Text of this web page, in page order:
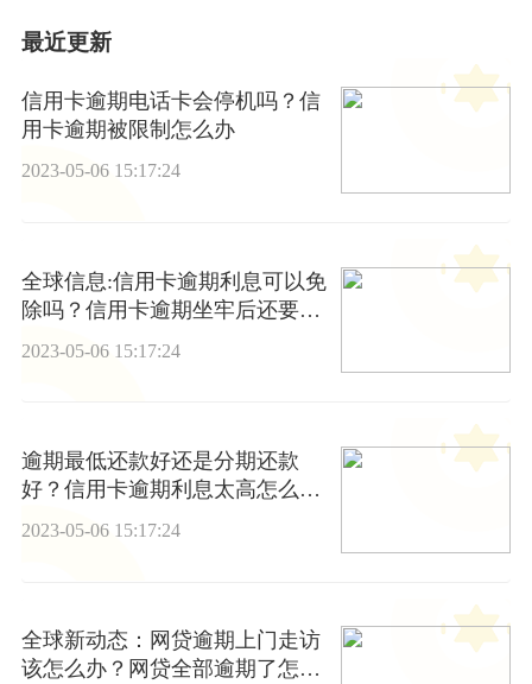
最近更新
信用卡逾期电话卡会停机吗？信
用卡逾期被限制怎么办
2023-05-06 15:17:24
全球信息:信用卡逾期利息可以免
除吗？信用卡逾期坐牢后还要还
2023-05-06 15:17:24
逾期最低还款好还是分期还款
好？信用卡逾期利息太高怎么
办？ 头条焦点
2023-05-06 15:17:24
全球新动态：网贷逾期上门走访
该怎么办？网贷全部逾期了怎么